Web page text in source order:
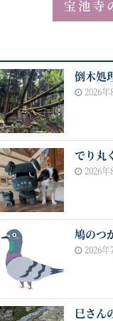
倒木処
2026年
でり丸
2026年
鳩のつ
2026年
巳さん